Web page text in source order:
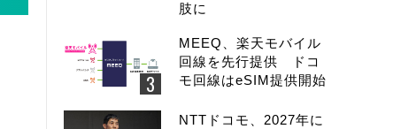
肢に
MEEQ、楽天モバイル
回線を先行提供 ドコ
モ回線はeSIM提供開始
NTTドコモ、2027年に